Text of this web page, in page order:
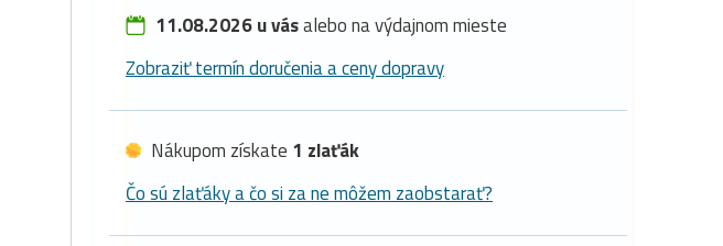
11.08.2026 u vásalebo na výdajnom mieste
Zobraziť termín doručenia a ceny dopravy
Nákupom získate 1 zlaťák
Čo sú zlaťáky a čo si za ne môžem zaobstarať?